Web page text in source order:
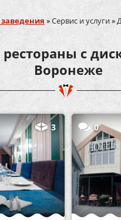
заведения »Сервис и услуги»
с
Воронеже
3 0